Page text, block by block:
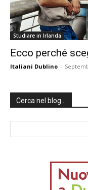
Studiare in Irlanda
Ecco perché
Italiani Dublino -
Cerca nel blog…